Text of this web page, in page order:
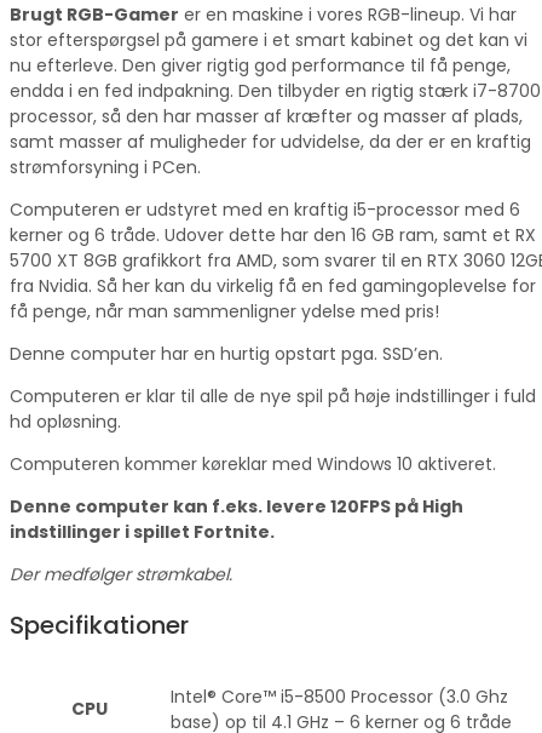
Brugt RGB-Gamer er en maskine i vores RGB-lineup. Vi har
stor efterspørgsel på gamere i et smart kabinet og det kan vi
nu efterleve. Den giver rigtig god performance til få penge,
endda i en fed indpakning. Den tilbyder en rigtig stærk i7-8700
processor, så den har masser af kræfter og masser af plads,
samt masser af muligheder for udvidelse, da der er en kraftig
strømforsyning i PCen.
Computeren er udstyret med en kraftig i5-processor med 6
kerner og 6 tråde. Udover dette har den 16 GB ram, samt et RX
5700 XT 8GB grafikkort fra AMD, som svarer til en RTX 3060
fra Nvidia. Så her kan du virkelig få en fed gamingoplevelse for
få penge, når man sammenligner ydelse med pris!
Denne computer har en hurtig opstart pga. SSD’en.
Computeren er klar til alle de nye spil på høje indstillinger i fuld
hd opløsning.
Computeren kommer køreklar med Windows 10 aktiveret.
Denne computer kan f.eks. levere 120FPS på High
indstillinger i spillet Fortnite.
Der medfølger strømkabel.
Specifikationer
CPU
Intel® Core™ i5-8500 Processor (3.0 Ghz
base) op til 4.1 GHz – 6 kerner og 6 tråde